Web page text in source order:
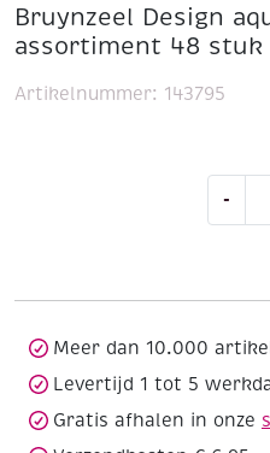
Bruynzeel Design
assortiment 48 stuk
-
aantal
Artikelnummer: 143795
Meer dan 10.000
Levertijd 1 tot 5
Gratis afhalen in onze